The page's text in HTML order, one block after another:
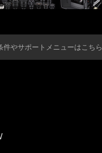
件やサポートメニューはこちら